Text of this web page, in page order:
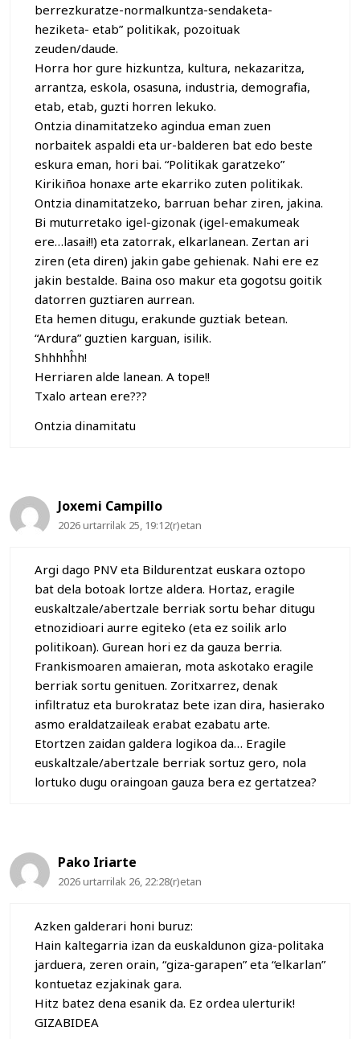
berrezkuratze-normalkuntza-sendaketa-
heziketa- etab” politikak, pozoituak
zeuden/daude.
Horra hor gure hizkuntza, kultura, nekazaritza,
arrantza, eskola, osasuna, industria, demografia,
etab, etab, guzti horren lekuko.
Ontzia dinamitatzeko agindua eman zuen
norbaitek aspaldi eta ur-balderen bat edo beste
eskura eman, hori bai. “Politikak garatzeko”
Kirikiñoa honaxe arte ekarriko zuten politikak.
Ontzia dinamitatzeko, barruan behar ziren, jakina.
Bi muturretako igel-gizonak (igel-emakumeak
ere…lasai!!) eta zatorrak, elkarlanean. Zertan ari
ziren (eta diren) jakin gabe gehienak. Nahi ere ez
jakin bestalde. Baina oso makur eta gogotsu goitik
datorren guztiaren aurrean.
Eta hemen ditugu, erakunde guztiak betean.
“Ardura” guztien karguan, isilik.
Shhhhĥh!
Herriaren alde lanean. A tope!!
Txalo artean ere???
Ontzia dinamitatu
Joxemi Campillo
2026 urtarrilak 25, 19:12(r)etan
Argi dago PNV eta Bildurentzat euskara oztopo
bat dela botoak lortze aldera. Hortaz, eragile
euskaltzale/abertzale berriak sortu behar ditugu
etnozidioari aurre egiteko (eta ez soilik arlo
politikoan). Gurean hori ez da gauza berria.
Frankismoaren amaieran, mota askotako eragile
berriak sortu genituen. Zoritxarrez, denak
infiltratuz eta burokrataz bete izan dira, hasierako
asmo eraldatzaileak erabat ezabatu arte.
Etortzen zaidan galdera logikoa da… Eragile
euskaltzale/abertzale berriak sortuz gero, nola
lortuko dugu oraingoan gauza bera ez gertatzea?
Pako Iriarte
2026 urtarrilak 26, 22:28(r)etan
Azken galderari honi buruz:
Hain kaltegarria izan da euskaldunon giza-politaka
jarduera, zeren orain, “giza-garapen” eta “elkarlan”
kontuetaz ezjakinak gara.
Hitz batez dena esanik da. Ez ordea ulerturik!
GIZABIDEA